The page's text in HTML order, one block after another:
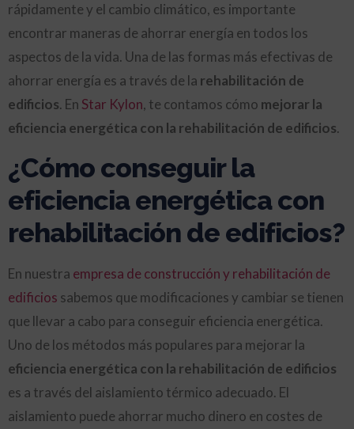
rápidamente y el cambio climático, es importante
encontrar maneras de ahorrar energía en todos los
aspectos de la vida. Una de las formas más efectivas de
ahorrar energía es a través de la rehabilitación de
edificios. En Star Kylon, te contamos cómo mejorar la
eficiencia energética con la rehabilitación de edificios.
¿Cómo conseguir la
eficiencia energética con
rehabilitación de edificios?
En nuestra empresa de construcción y rehabilitación de
edificios sabemos que modificaciones y cambiar se tienen
que llevar a cabo para conseguir eficiencia energética.
Uno de los métodos más populares para mejorar la
eficiencia energética con la rehabilitación de edificios
es a través del aislamiento térmico adecuado. El
aislamiento puede ahorrar mucho dinero en costes de